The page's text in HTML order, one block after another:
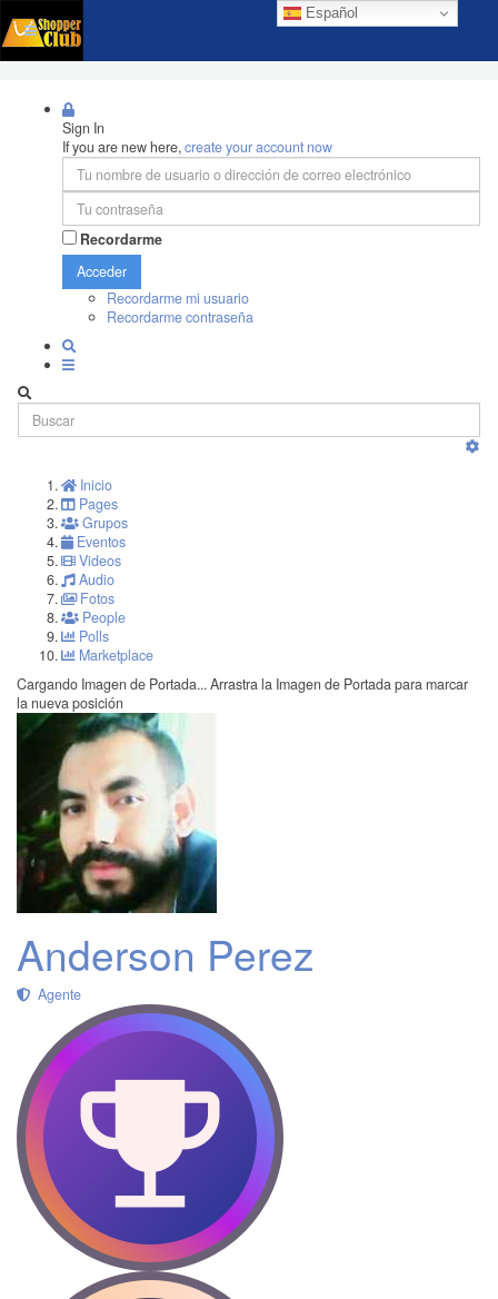
Español
Sign In
If you are new here,create your account now
Recordarme
Acceder
Recordarme mi usuario
Recordarme contraseña
Inicio
Pages
Grupos
Eventos
Videos
Audio
Fotos
People
Polls
Marketplace
Cargando Imagen de Portada... Arrastra la Imagen de Portada para marcar
la nueva posición
Anderson Perez
Agente